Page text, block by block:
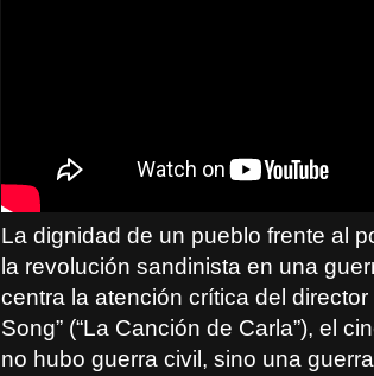
La dignidad de un pueblo frente al
la revolución sandinista en una
centra la atención crítica del
Song” (“La Canción de Carla”), el
no hubo guerra civil, sino una